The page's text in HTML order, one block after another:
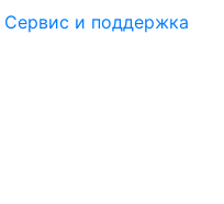
Сервис и поддержка